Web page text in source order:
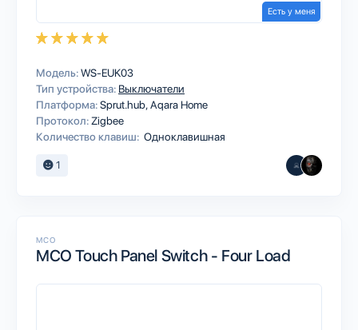
Есть у меня
Модель:WS-EUK03
Тип устройства: Выключатели
Платформа:Sprut.hubAqara Home
Протокол: Zigbee
Количество клавиш: Одноклавишная
1
MCO
MCO Touch Panel Switch - Four Load